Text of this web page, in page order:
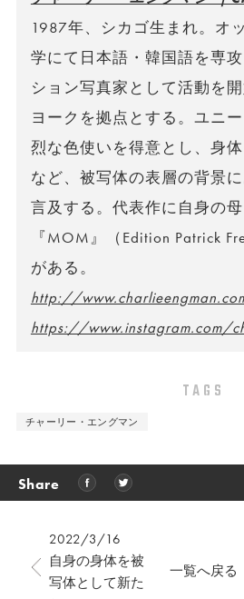
1987年、シカゴ生まれ。オ
学にて日本語・韓国語を専
ション写真家として活動を
ヨークを拠点とする。ユニ
烈な色使いを得意とし、身
など、被写体の表層の背景
言及する。代表作に自身の
『MOM』（Edition Patrick
がある。
http://
https://www.instagram.com/
TAGS
チャーリー・エングマン
Share
2022/3/16
自身の身体を被
写体として新た
一覧へ戻る